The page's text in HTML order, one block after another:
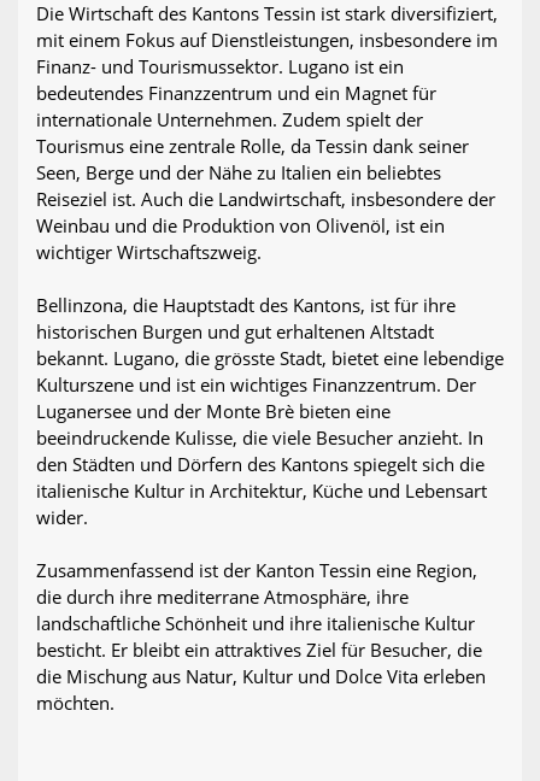
Die Wirtschaft des Kantons Tessin ist stark diversifiziert,
mit einem Fokus auf Dienstleistungen, insbesondere im
Finanz- und Tourismussektor. Lugano ist ein
bedeutendes Finanzzentrum und ein Magnet für
internationale Unternehmen. Zudem spielt der
Tourismus eine zentrale Rolle, da Tessin dank seiner
Seen, Berge und der Nähe zu Italien ein beliebtes
Reiseziel ist. Auch die Landwirtschaft, insbesondere der
Weinbau und die Produktion von Olivenöl, ist ein
wichtiger Wirtschaftszweig.
Bellinzona, die Hauptstadt des Kantons, ist für ihre
historischen Burgen und gut erhaltenen Altstadt
bekannt. Lugano, die grösste Stadt, bietet eine lebendige
Kulturszene und ist ein wichtiges Finanzzentrum. Der
Luganersee und der Monte Brè bieten eine
beeindruckende Kulisse, die viele Besucher anzieht. In
den Städten und Dörfern des Kantons spiegelt sich die
italienische Kultur in Architektur, Küche und Lebensart
wider.
Zusammenfassend ist der Kanton Tessin eine Region,
die durch ihre mediterrane Atmosphäre, ihre
landschaftliche Schönheit und ihre italienische Kultur
besticht. Er bleibt ein attraktives Ziel für Besucher, die
die Mischung aus Natur, Kultur und Dolce Vita erleben
möchten.